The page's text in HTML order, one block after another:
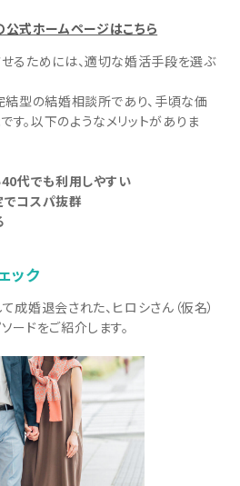
公式ホームページはこちら
るためには、適切な婚活手段を選ぶ
結型の結婚相談所であり、手頃な価
。以下のようなメリットがありま
代でも利用しやすい
でコスパ抜群
ック
成婚退会された、ヒロシさん（仮名）
ドをご紹介します。